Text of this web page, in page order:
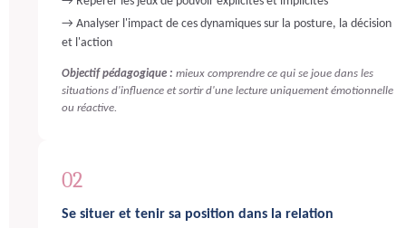
→ Analyser l'impact de ces dynamiques sur la posture, la décision
et l'action
Objectif pédagogique : mieux comprendre ce qui se joue dans les
situations d'influence et sortir d'une lecture uniquement émotionnelle
ou réactive.
02
Se situer et tenir sa position dans la relation